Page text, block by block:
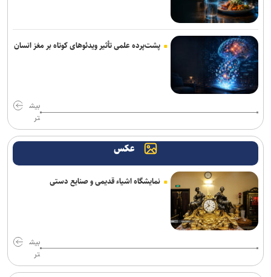
تروریسم را متوقف کند
افزایش مهاجرت نخبگان از اراضی اشغالی؛ زیان میلیاردی برای رژیم
صهیونیستی
تصاویر جدید از پهپاد‌های منهدم‌شده آمریکا توسط سپاه
گفت‌وگوی تلفنی بن‌سلمان و مکرون درباره امنیت منطقه و آبراه‌های
واشنگتن‌پست: ترامپ در محافل خصوصی از جی‌دی ونس برای انتخابات
شکایت متقابل همسر نتانیاهو از کارمند سابق اقامتگاه نخست‌وزیری
اسرائیل
باختند
رویترز: ده‌ها شرکت بزرگ آمریکایی هدف حملات سایبری هکر‌ها قرار
گرفتند
پشت‌پرده علمی تأثیر ویدئو‌های کوتاه بر مغز انسان
بیش
تر
عکس
نمایشگاه اشیاء قدیمی و صنایع دستی
بیش
تر